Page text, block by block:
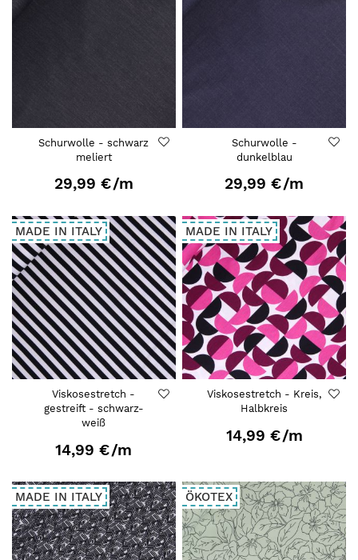
Schurwolle - schwarz
meliert
29,99 €/m
Schurwolle -
dunkelblau
29,99 €/m
MADE IN ITALY
Viskosestretch -
gestreift - schwarz-
weiß
14,99 €/m
MADE IN ITALY
Viskosestretch - Kreis,
Halbkreis
14,99 €/m
MADE IN ITALY ÖKOTEX